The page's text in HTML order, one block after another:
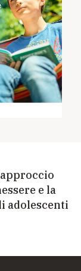
e la
adolescenti